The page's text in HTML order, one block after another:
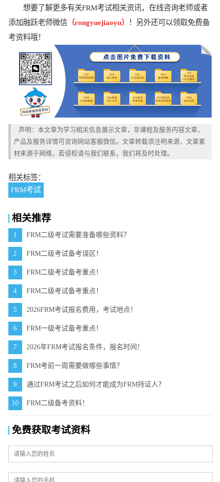
想要了解更多有关FRM考试相关资讯，在线咨询老师或者
添加融跃老师微信（rongyuejiaoyu）
！另外还可以领取免费备
考资料哦！
声明：本文章为学习相关信息展示文章，非课程及服务内容文章，
产品及服务详情可咨询网站客服微信。文章转载须注明来源，文章素
材来源于网络，若侵权请与我们联系，我们将及时处理。
相关标签：
FRM考试
相关推荐
1 FRM二级考试需要准备哪些资料？
2 FRM二级考试备考误区！
3 FRM二级考试备考重点！
4 FRM二级考试备考重点！
5 2026FRM考试报名费用，考试地点！
6 FRM一级考试备考重点！
7 2026年FRM考试报名条件，报名时间！
8 FRM考前一周需要做哪些事情？
9 通过FRM考试之后如何才能成为FRM持证人？
10 FRM二级备考资料！
免费获取考试资料